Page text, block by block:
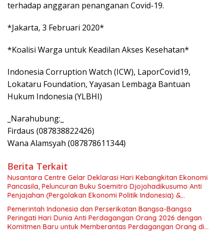
terhadap anggaran penanganan Covid-19.
*Jakarta, 3 Februari 2020*
*Koalisi Warga untuk Keadilan Akses Kesehatan*
Indonesia Corruption Watch (ICW), LaporCovid19,
Lokataru Foundation, Yayasan Lembaga Bantuan
Hukum Indonesia (YLBHI)
_Narahubung:_
Firdaus (087838822426)
Wana Alamsyah (087878611344)
Berita Terkait
Nusantara Centre Gelar Deklarasi Hari Kebangkitan Ekonomi
Pancasila, Peluncuran Buku Soemitro Djojohadikusumo Anti
Penjajahan (Pergolakan Ekonomi Politik Indonesia) &
Simposium Nasional “Urgensi Undang-Undang Perekonomian
Nasional dan Kesejahteraan Sosial dalam Menata Bangsa
Menuju Indonesia Emas 2045”,
Pemerintah Indonesia dan Perserikatan Bangsa-Bangsa
Peringati Hari Dunia Anti Perdagangan Orang 2026 dengan
Komitmen Baru untuk Memberantas Perdagangan Orang di